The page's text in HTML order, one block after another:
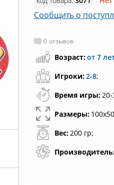
Сообщить о
0 отзывов
Возраст:от 7
Игроки:2-8;
Время игры:
Размеры:
Вес:200 гр;